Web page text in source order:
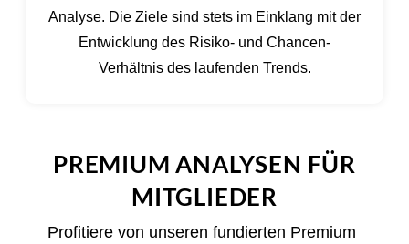
Analyse. Die Ziele sind stets im Einklang mit der
Entwicklung des Risiko- und Chancen-
Verhältnis des laufenden Trends.
PREMIUM ANALYSEN FÜR
MITGLIEDER
Profitiere von unseren fundierten Premium